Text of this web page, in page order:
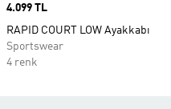
Price
4.099 TL
RAPID COURT LOW Ayakkabı
Sportswear
4 renk